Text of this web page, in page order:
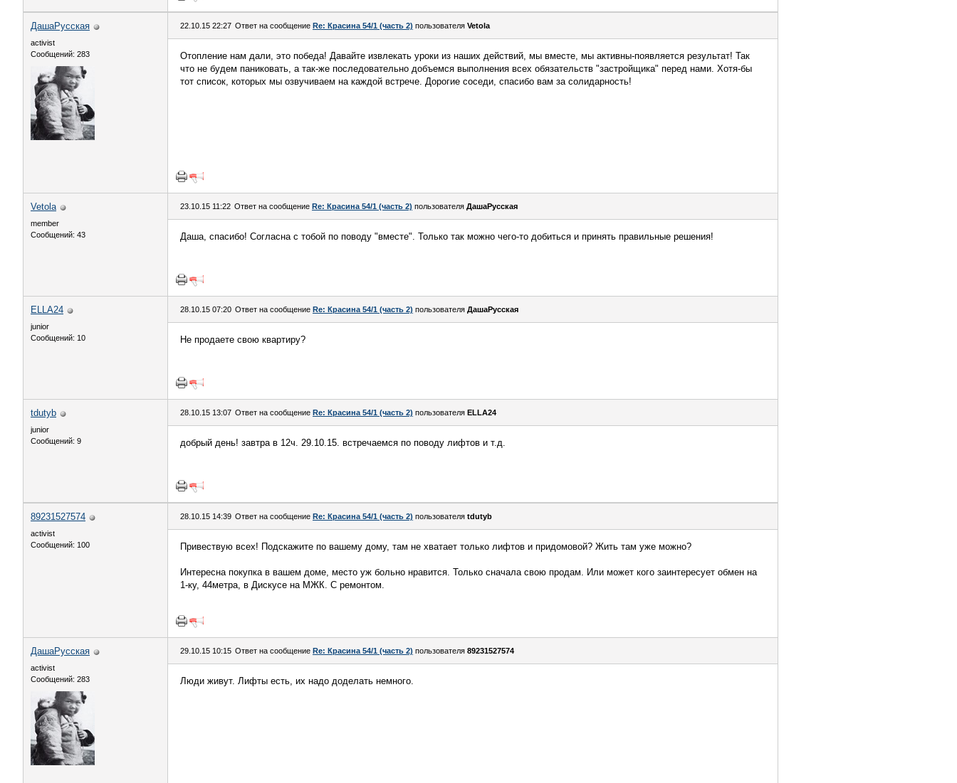
ДашаРусская
activist
Сообщений: 283
22.10.15 22:27 Ответ на сообщение Re: Красина 54/1 (часть 2) пользователя Vetola
Отопление нам дали, это победа! Давайте извлекать уроки из наших действий, мы вместе, мы активны-появляется результат! Так
что не будем паниковать, а так-же последовательно добъемся выполнения всех обязательств "застройщика" перед нами. Хотя-бы
тот список, которых мы озвучиваем на каждой встрече. Дорогие соседи, спасибо вам за солидарность!
Vetola
member
Сообщений: 43
23.10.15 11:22 Ответ на сообщение Re: Красина 54/1 (часть 2) пользователя ДашаРусская
Даша, спасибо! Согласна с тобой по поводу "вместе". Только так можно чего-то добиться и принять правильные решения!
ELLA24
junior
Сообщений: 10
28.10.15 07:20 Ответ на сообщение Re: Красина 54/1 (часть 2) пользователя ДашаРусская
Не продаете свою квартиру?
tdutyb
junior
Сообщений: 9
28.10.15 13:07 Ответ на сообщение Re: Красина 54/1 (часть 2) пользователя ELLA24
добрый день! завтра в 12ч. 29.10.15. встречаемся по поводу лифтов и т.д.
89231527574
activist
Сообщений: 100
28.10.15 14:39 Ответ на сообщение Re: Красина 54/1 (часть 2) пользователя tdutyb
Привествую всех! Подскажите по вашему дому, там не хватает только лифтов и придомовой? Жить там уже можно?
Интересна покупка в вашем доме, место уж больно нравится. Только сначала свою продам. Или может кого заинтересует обмен на
1-ку, 44метра, в Дискусе на МЖК. С ремонтом.
ДашаРусская
activist
Сообщений: 283
29.10.15 10:15 Ответ на сообщение Re: Красина 54/1 (часть 2) пользователя 89231527574
Люди живут. Лифты есть, их надо доделать немного.